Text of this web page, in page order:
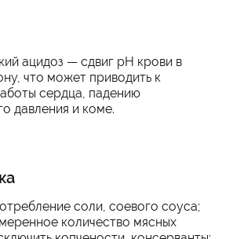
ацидоз — сдвиг pH крови в
что может приводить к
сердца, падению
давления и коме.
соли, соевого соуса;
количество мясных